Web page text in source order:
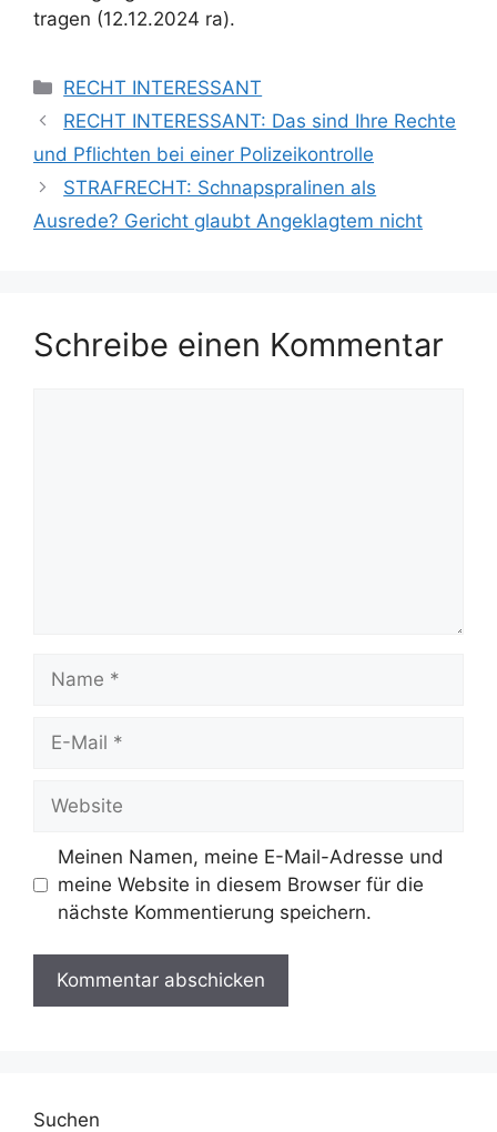
tragen (12.12.2024 ra).
RECHT INTERESSANT
RECHT INTERESSANT: Das sind Ihre Rechte
und Pflichten bei einer Polizeikontrolle
STRAFRECHT: Schnapspralinen als
Ausrede? Gericht glaubt Angeklagtem nicht
Schreibe einen Kommentar
Meinen Namen, meine E-Mail-Adresse und
meine Website in diesem Browser für die
nächste Kommentierung speichern.
Suchen